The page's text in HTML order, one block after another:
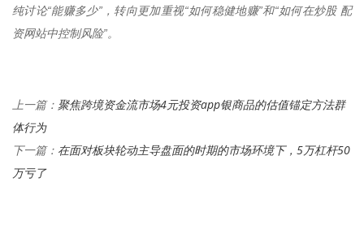
纯讨论“能赚多少”，转向更加重视“如何稳健地赚”和“如何在炒股 配
资网站中控制风险”。
上一篇： 聚焦跨境资金流市场4元投资app银商品的估值锚定方法群
体行为
下一篇： 在面对板块轮动主导盘面的时期的市场环境下，5万杠杆50
万亏了